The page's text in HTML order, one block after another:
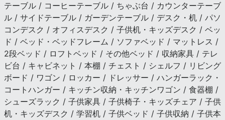
テーブル / コーヒーテーブル / ちゃぶ台 / カウンターテーブ
ル / サイドテーブル / ガーデンテーブル / デスク・机 / パソ
コンデスク / オフィスデスク / 子供机・キッズデスク / ベッ
ド / ベッド・ベッドフレーム / ソファベッド / マットレス /
2段ベッド / ロフトベッド / その他ベッド / 収納家具 / テレ
ビ台 / キャビネット / 本棚 / チェスト / シェルフ / リビング
ボード / ワゴン / ロッカー / ドレッサー / ハンガーラック・
コートハンガー / キッチン収納・キッチンワゴン / 食器棚 /
シューズラック / 子供家具 / 子供椅子・キッズチェア / 子供
机・キッズデスク / 学習机 / 子供ベッド / 子供収納 / 子供本